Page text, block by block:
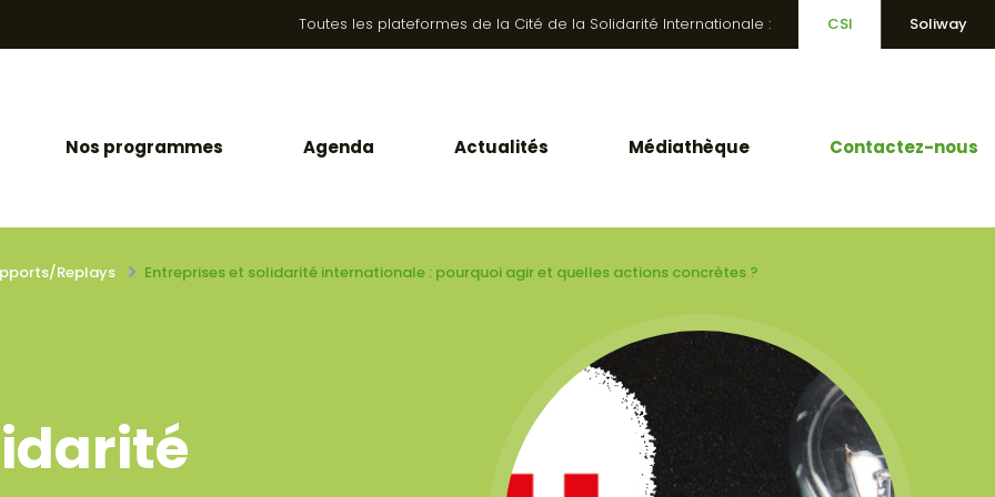
Toutes les plateformes de la Cité de la Solidarité Internationale : CSI Soliway
Nos programmes Agenda Actualités Médiathèque Contactez-nous
Replays Entreprises et solidarité internationale : pourquoi agir et quelles actions concrètes ?